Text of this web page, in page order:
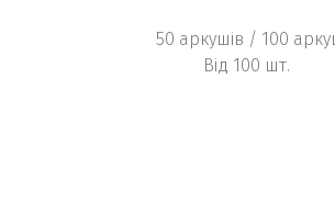
50 аркушів / 100
Від 100 шт.